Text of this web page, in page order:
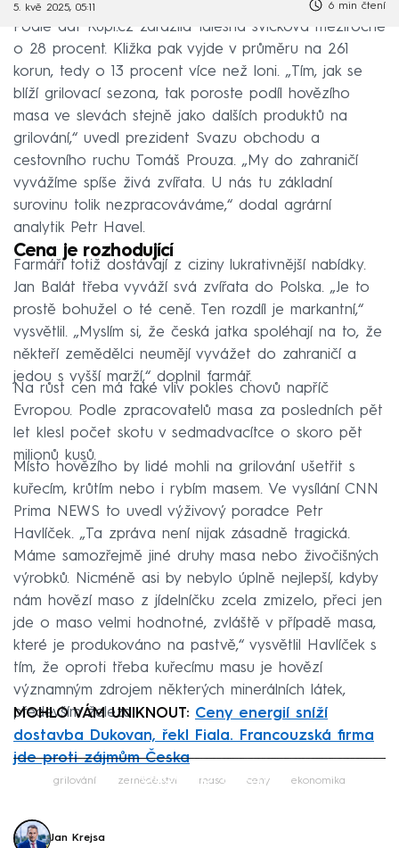
5. kvě 2025, 05:11 6 min čtení
Podle dat Kupi.cz zdražila falešná svíčková meziročně
o 28 procent. Kližka pak vyjde v průměru na 261
korun, tedy o 13 procent více než loni. „Tím, jak se
blíží grilovací sezona, tak poroste podíl hovězího
masa ve slevách stejně jako dalších produktů na
grilování,“ uvedl prezident Svazu obchodu a
cestovního ruchu Tomáš Prouza. „My do zahraničí
vyvážíme spíše živá zvířata. U nás tu základní
surovinu tolik nezpracováváme,“ dodal agrární
analytik Petr Havel.
Cena je rozhodující
Farmáři totiž dostávají z ciziny lukrativnější nabídky.
Jan Balát třeba vyváží svá zvířata do Polska. „Je to
prostě bohužel o té ceně. Ten rozdíl je markantní,“
vysvětlil. „Myslím si, že česká jatka spoléhají na to, že
někteří zemědělci neumějí vyvážet do zahraničí a
jedou s vyšší marží,“ doplnil farmář.
Na růst cen má také vliv pokles chovů napříč
Evropou. Podle zpracovatelů masa za posledních pět
let klesl počet skotu v sedmadvacítce o skoro pět
milionů kusů.
Místo hovězího by lidé mohli na grilování ušetřit s
kuřecím, krůtím nebo i rybím masem. Ve vysílání CNN
Prima NEWS to uvedl výživový poradce Petr
Havlíček. „Ta zpráva není nijak zásadně tragická.
Máme samozřejmě jiné druhy masa nebo živočišných
výrobků. Nicméně asi by nebylo úplně nejlepší, kdyby
nám hovězí maso z jídelníčku zcela zmizelo, přeci jen
jde o maso velmi hodnotné, zvláště v případě masa,
které je produkováno na pastvě,“ vysvětlil Havlíček s
tím, že oproti třeba kuřecímu masu je hovězí
významným zdrojem některých minerálních látek,
především železa.
MOHLO VÁM UNIKNOUT: Ceny energií sníží
dostavba Dukovan, řekl Fiala. Francouzská firma
jde proti zájmům Česka
Failed to fetch
grilování zemědělství maso ceny ekonomika
Jan Krejsa